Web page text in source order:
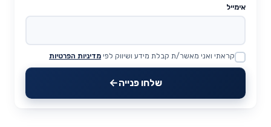
אימייל
Website
קראתי ואני מאשר/ת קבלת מידע ושיווק לפי מדיניות הפרטיות
שלחו פנייה